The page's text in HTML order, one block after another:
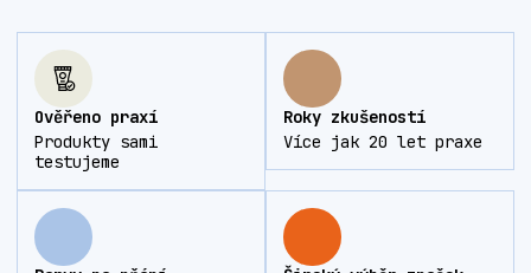
Ověřeno praxí
Produkty sami
testujeme
Roky zkušeností
Více jak 20 let praxe